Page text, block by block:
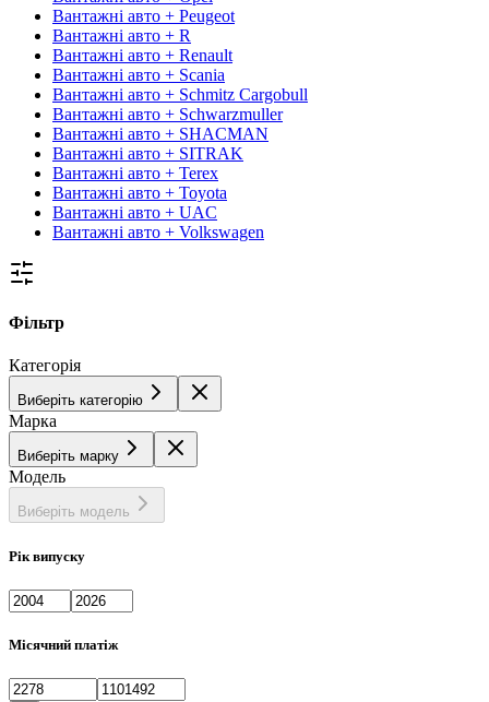
Вантажні авто + Peugeot
Вантажні авто + R
Вантажні авто + Renault
Вантажні авто + Scania
Вантажні авто + Schmitz Cargobull
Вантажні авто + Schwarzmuller
Вантажні авто + SHACMAN
Вантажні авто + SITRAK
Вантажні авто + Terex
Вантажні авто + Toyota
Вантажні авто + UAC
Вантажні авто + Volkswagen
Фільтр
Категорія
Виберіть категорію
Марка
Виберіть марку
Модель
Виберіть модель
Рік випуску
Місячний платіж